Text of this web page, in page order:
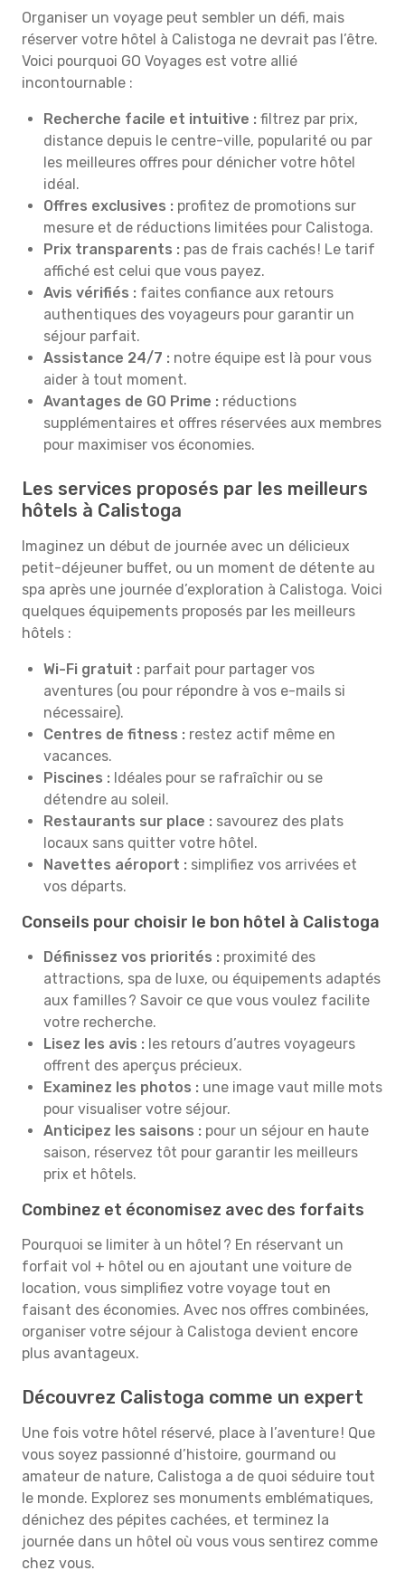
Organiser un voyage peut sembler un défi, mais
réserver votre hôtel à Calistoga ne devrait pas l’être.
Voici pourquoi GO Voyages est votre allié
incontournable :
Recherche facile et intuitive : filtrez par prix,
distance depuis le centre-ville, popularité ou par
les meilleures offres pour dénicher votre hôtel
idéal.
Offres exclusives : profitez de promotions sur
mesure et de réductions limitées pour Calistoga.
Prix transparents : pas de frais cachés ! Le tarif
affiché est celui que vous payez.
Avis vérifiés : faites confiance aux retours
authentiques des voyageurs pour garantir un
séjour parfait.
Assistance 24/7 : notre équipe est là pour vous
aider à tout moment.
Avantages de GO Prime : réductions
supplémentaires et offres réservées aux membres
pour maximiser vos économies.
Les services proposés par les meilleurs
hôtels à Calistoga
Imaginez un début de journée avec un délicieux
petit-déjeuner buffet, ou un moment de détente au
spa après une journée d’exploration à Calistoga. Voici
quelques équipements proposés par les meilleurs
hôtels :
Wi-Fi gratuit : parfait pour partager vos
aventures (ou pour répondre à vos e-mails si
nécessaire).
Centres de fitness : restez actif même en
vacances.
Piscines : Idéales pour se rafraîchir ou se
détendre au soleil.
Restaurants sur place : savourez des plats
locaux sans quitter votre hôtel.
Navettes aéroport : simplifiez vos arrivées et
vos départs.
Conseils pour choisir le bon hôtel à Calistoga
Définissez vos priorités : proximité des
attractions, spa de luxe, ou équipements adaptés
aux familles ? Savoir ce que vous voulez facilite
votre recherche.
Lisez les avis : les retours d’autres voyageurs
offrent des aperçus précieux.
Examinez les photos : une image vaut mille mots
pour visualiser votre séjour.
Anticipez les saisons : pour un séjour en haute
saison, réservez tôt pour garantir les meilleurs
prix et hôtels.
Combinez et économisez avec des forfaits
Pourquoi se limiter à un hôtel ? En réservant un
forfait vol + hôtel ou en ajoutant une voiture de
location, vous simplifiez votre voyage tout en
faisant des économies. Avec nos offres combinées,
organiser votre séjour à Calistoga devient encore
plus avantageux.
Découvrez Calistoga comme un expert
Une fois votre hôtel réservé, place à l’aventure ! Que
vous soyez passionné d’histoire, gourmand ou
amateur de nature, Calistoga a de quoi séduire tout
le monde. Explorez ses monuments emblématiques,
dénichez des pépites cachées, et terminez la
journée dans un hôtel où vous vous sentirez comme
chez vous.